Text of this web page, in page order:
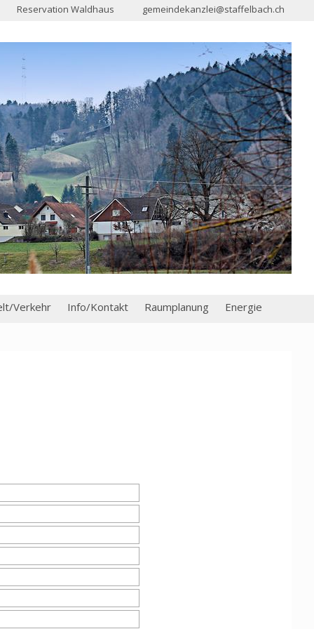
Reservation Waldhaus gemeindekanzlei@staffelbach.ch
Verkehr Info/Kontakt Raumplanung Energie